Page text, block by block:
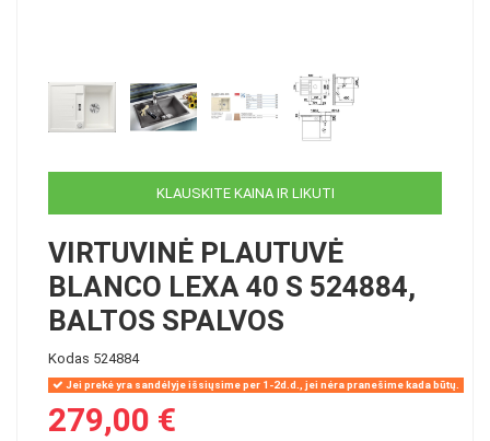
KLAUSKITE KAINA IR LIKUTI
VIRTUVINĖ PLAUTUVĖ
BLANCO LEXA 40 S 524884,
BALTOS SPALVOS
Kodas 524884
Jei prekė yra sandėlyje išsiųsime per 1-2d.d., jei nėra pranešime kada būtų.
279,00 €